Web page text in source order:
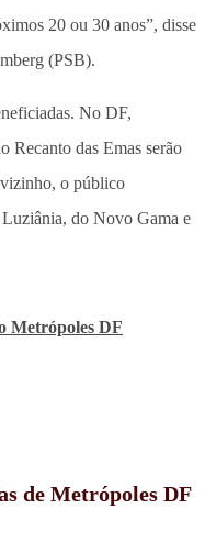
20 ou 30 anos”, disse
(PSB).
No DF,
Recanto das Emas serão
o público
do Novo Gama e
Metrópoles DF
de Metrópoles DF